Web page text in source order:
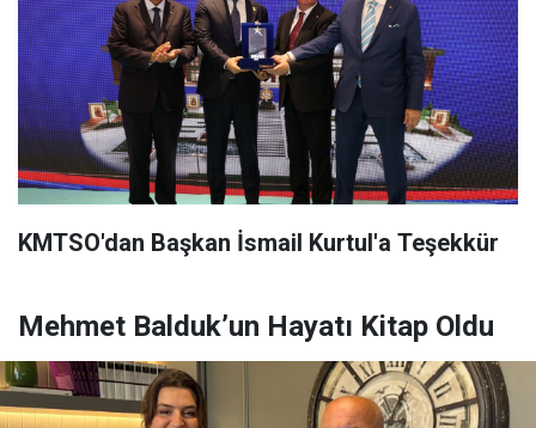
KMTSO'dan Başkan İsmail Kurtul'a Teşekkür
Mehmet Balduk’un Hayatı Kitap Oldu